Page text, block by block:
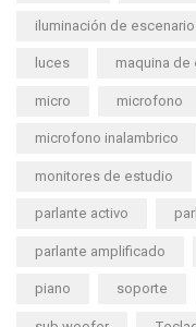
iluminación de
luces maquina de
micro microfono
microfono inalambrico
monitores de estudio
parlante activo
parlante amplificado
piano soporte